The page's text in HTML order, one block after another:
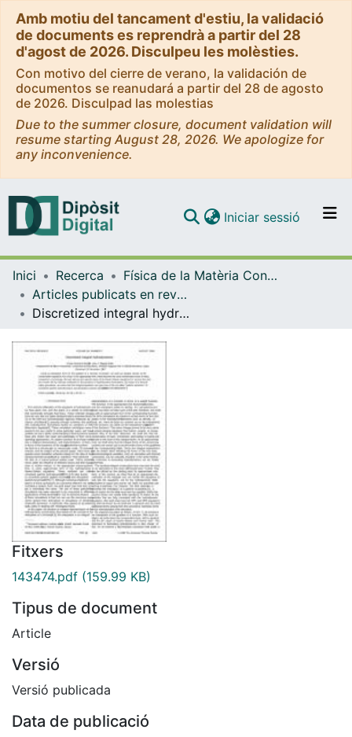
Amb motiu del tancament d'estiu, la validació
de documents es reprendrà a partir del 28
d'agost de 2026. Disculpeu les molèsties.
Con motivo del cierre de verano, la validación de
documentos se reanudará a partir del 28 de agosto
de 2026. Disculpad las molestias
Due to the summer closure, document validation will
resume starting August 28, 2026. We apologize for
any inconvenience.
Navega per tot el DD
Com publicar
Contacte
Iniciar sessió (current)
Inici Recerca
Física de la Matèria Condensada
Articles publicats en revistes (Física de la Matèria Condensada)
Discretized integral hydrodynamics
Fitxers
143474.pdf (159.99 KB)
Tipus de document
Article
Versió
Versió publicada
Data de publicació